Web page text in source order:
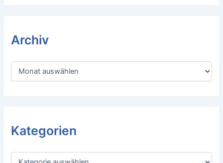
Archiv
A
Kategorien
K